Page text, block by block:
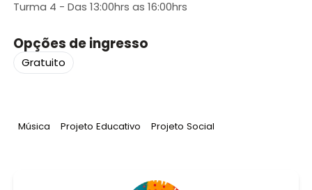
Turma 4 - Das 13:00hrs as 16:00hrs
Opções de ingresso
Gratuito
Tag:
Música Tag:
Projeto Educativo Tag:
Projeto Social